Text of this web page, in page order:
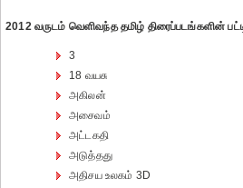
2012 வருடம் வெளிவந்த தமிழ் திரைப்படங்களின்
3
18 வயசு
அகிலன்
அசைவம்
அட்டகதி
அடுத்தது
அதிசய உலகம் 3D